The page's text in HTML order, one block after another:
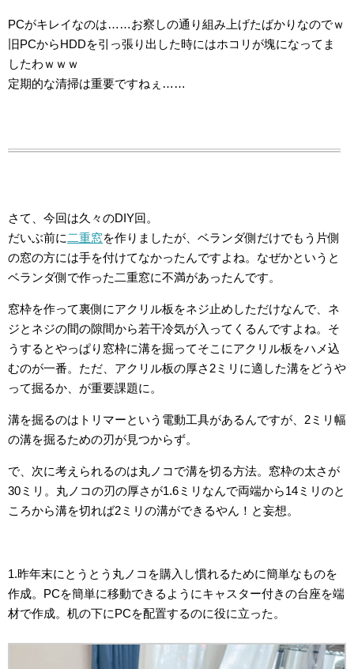
PCがキレイなのは……お察しの通り組み上げたばかりなのでｗ
旧PCからHDDを引っ張り出した時にはホコリが塊になってま
したわｗｗｗ
定期的な清掃は重要ですねぇ……
さて、今回は久々のDIY回。
だいぶ前に 二重窓を作りましたが、ベランダ側だけでもう片側
の窓の方には手を付けてなかったんですよね。なぜかというと
ベランダ側で作った二重窓に不満があったんです。
窓枠を作って裏側にアクリル板をネジ止めしただけなんで、ネ
ジとネジの間の隙間から若干冷気が入ってくるんですよね。そ
うするとやっぱり窓枠に溝を掘ってそこにアクリル板をハメ込
むのが一番。ただ、アクリル板の厚さ2ミリに適した溝をどうや
って掘るか、が重要課題に。
溝を掘るのはトリマーという電動工具があるんですが、2ミリ幅
の溝を掘るための刃が見つからず。
で、次に考えられるのは丸ノコで溝を切る方法。窓枠の太さが
30ミリ。丸ノコの刃の厚さが1.6ミリなんで両端から14ミリのと
ころから溝を切れば2ミリの溝ができるやん！と妄想。
1.昨年末にとうとう丸ノコを購入し慣れるために簡単なものを
作成。PCを簡単に移動できるようにキャスター付きの台座を端
材で作成。机の下にPCを配置するのに役に立った。